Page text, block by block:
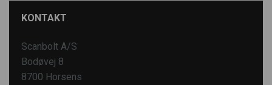
KONTAKT
Scanbolt A/S
Bodøvej 8
8700 Horsens